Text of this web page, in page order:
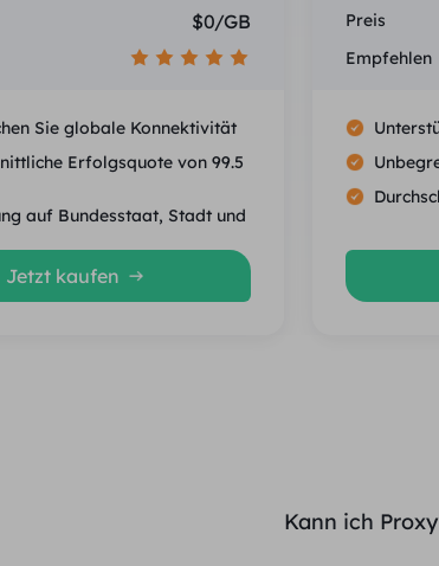
$0/GB
Sie globale Konnektivität
Erfolgsquote von 99.5
auf Bundesstaat, Stadt und
Jetzt kaufen
Preis
Empfehlen
Kann ich